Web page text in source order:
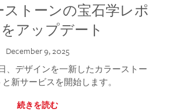
ストーンの宝石学レポ
アップデート
December 9, 2025
、デザインを一新したカラーストー
新サービスを開始します。
続きを読む